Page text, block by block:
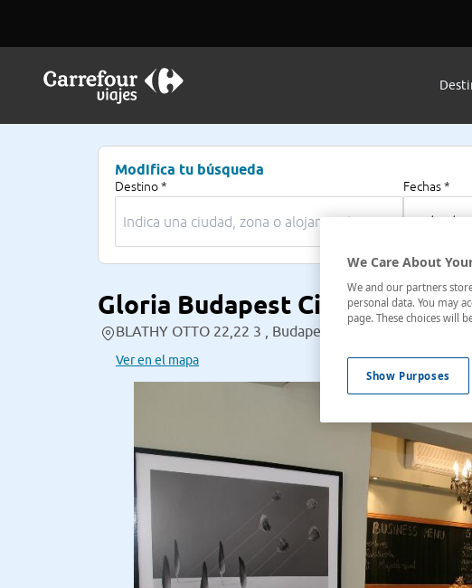
Modifica tu búsqueda
Destino * Fechas *
06/08/
Gloria Budapest City Center
BLATHY OTTO 22,22 3 , Budapest, Pest, Hungría
Ver en el mapa
We Care About
We and our partners
personal data. You may
page. These choices will
Show Purposes